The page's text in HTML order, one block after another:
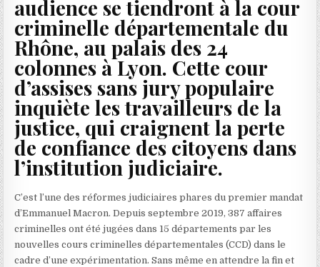
audience se tiendront à la cour
criminelle départementale du
Rhône, au palais des 24
colonnes à Lyon. Cette cour
d’assises sans jury populaire
inquiète les travailleurs de la
justice, qui craignent la perte
de confiance des citoyens dans
l’institution judiciaire.
C’est l’une des réformes judiciaires phares du premier mandat
d’Emmanuel Macron. Depuis septembre 2019, 387 affaires
criminelles ont été jugées dans 15 départements par les
nouvelles cours criminelles départementales (CCD) dans le
cadre d’une expérimentation. Sans même en attendre la fin et